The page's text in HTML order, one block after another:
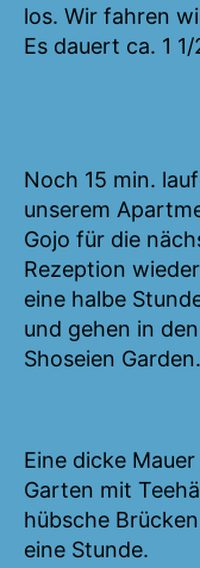
los. Wir fahren
Es dauert ca. 1
Noch 15 min.
unserem
Gojo für die
Rezeption
eine halbe
und gehen in
Shoseien Garden.
Eine dicke
Garten mit
hübsche
eine Stunde.